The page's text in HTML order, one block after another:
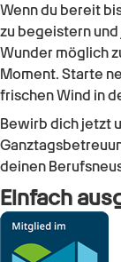
Wenn du bereit
zu begeistern und
Wunder möglich
Moment. Starte
frischen Wind in
Bewirb dich jetzt
deinen
Einfach